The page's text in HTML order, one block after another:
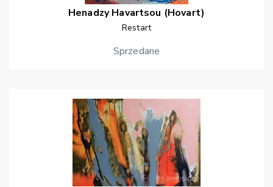
Henadzy Havartsou (Hovart)
Restart
Sprzedane